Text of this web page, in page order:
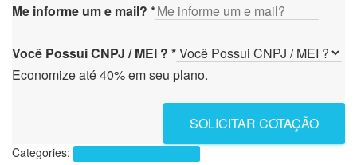
Me informe um e mail? *
Você Possui CNPJ / MEI ? *
Economize até 40% em seu plano.
SOLICITAR COTAÇÃO
Categories: